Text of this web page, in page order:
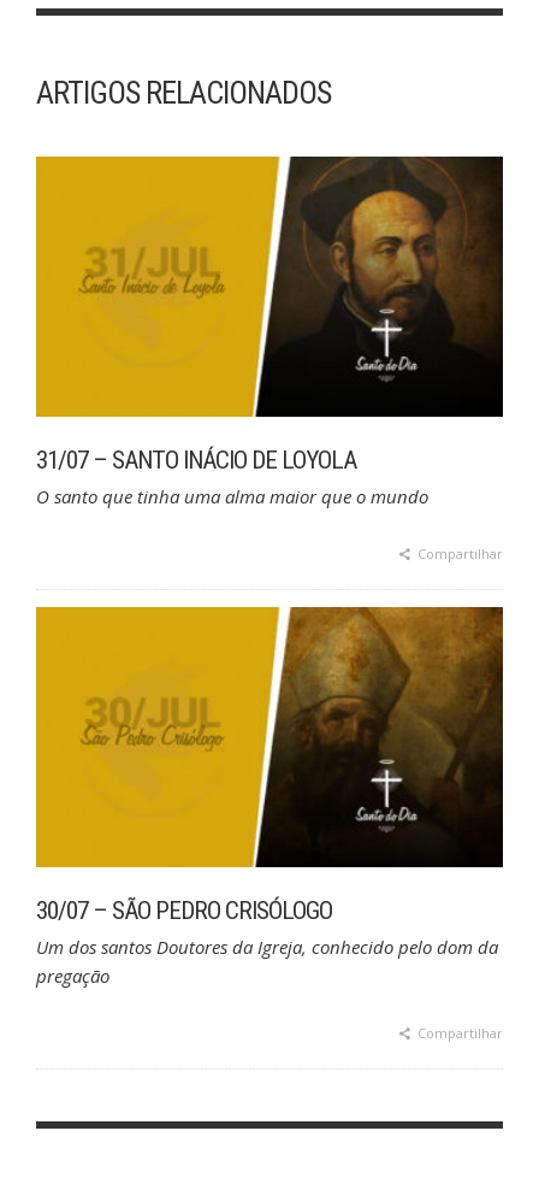
ARTIGOS RELACIONADOS
31/07 – SANTO INÁCIO DE LOYOLA
O santo que tinha uma alma maior que o mundo
Compartilhar
30/07 – SÃO PEDRO CRISÓLOGO
Um dos santos Doutores da Igreja, conhecido pelo dom da
pregação
Compartilhar